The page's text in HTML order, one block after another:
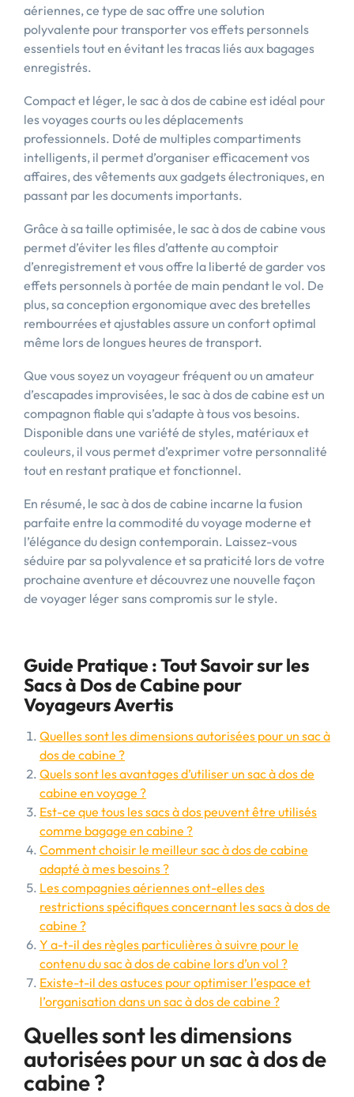
aériennes, ce type de sac offre une solution
polyvalente pour transporter vos effets personnels
essentiels tout en évitant les tracas liés aux bagages
enregistrés.
Compact et léger, le sac à dos de cabine est idéal pour
les voyages courts ou les déplacements
professionnels. Doté de multiples compartiments
intelligents, il permet d’organiser efficacement vos
affaires, des vêtements aux gadgets électroniques, en
passant par les documents importants.
Grâce à sa taille optimisée, le sac à dos de cabine vous
permet d’éviter les files d’attente au comptoir
d’enregistrement et vous offre la liberté de garder vos
effets personnels à portée de main pendant le vol. De
plus, sa conception ergonomique avec des bretelles
rembourrées et ajustables assure un confort optimal
même lors de longues heures de transport.
Que vous soyez un voyageur fréquent ou un amateur
d’escapades improvisées, le sac à dos de cabine est un
compagnon fiable qui s’adapte à tous vos besoins.
Disponible dans une variété de styles, matériaux et
couleurs, il vous permet d’exprimer votre personnalité
tout en restant pratique et fonctionnel.
En résumé, le sac à dos de cabine incarne la fusion
parfaite entre la commodité du voyage moderne et
l’élégance du design contemporain. Laissez-vous
séduire par sa polyvalence et sa praticité lors de votre
prochaine aventure et découvrez une nouvelle façon
de voyager léger sans compromis sur le style.
Guide Pratique : Tout Savoir sur les
Sacs à Dos de Cabine pour
Voyageurs Avertis
Quelles sont les dimensions autorisées pour un sac à
dos de cabine ?
Quels sont les avantages d’utiliser un sac à dos de
cabine en voyage ?
Est-ce que tous les sacs à dos peuvent être utilisés
comme bagage en cabine ?
Comment choisir le meilleur sac à dos de cabine
adapté à mes besoins ?
Les compagnies aériennes ont-elles des
restrictions spécifiques concernant les sacs à dos de
cabine ?
Y a-t-il des règles particulières à suivre pour le
contenu du sac à dos de cabine lors d’un vol ?
Existe-t-il des astuces pour optimiser l’espace et
l’organisation dans un sac à dos de cabine ?
Quelles sont les dimensions
autorisées pour un sac à dos de
cabine ?